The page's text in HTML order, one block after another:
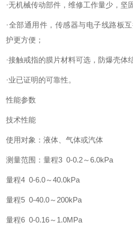
·无机械传动部件，维修工作量少，坚
·全部通用件，传感器与电子线路板
护更方便；
·接触戒指的膜片材料可选，防爆壳体
·业已证明的可靠性。
性能参数
技术性能
使用对象：液体、气体或汽体
测量范围：量程3 0-0.2～6.0kPa
量程4 0-6.0～40.0kPa
量程5 0-40.0～200kPa
量程6 0-0.16～1.0MPa